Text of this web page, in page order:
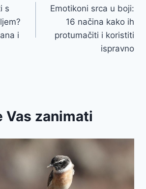
s
i
Emotikoni srca u boji:
16 načina kako ih
protumačiti i koristiti
ispravno
Vas zanimati